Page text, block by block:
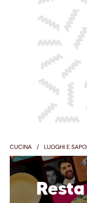
CUCINA LUOGHI E